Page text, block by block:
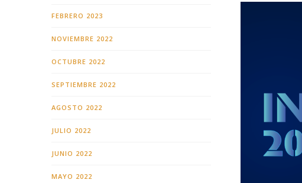
FEBRERO 2023
NOVIEMBRE 2022
OCTUBRE 2022
SEPTIEMBRE 2022
AGOSTO 2022
JULIO 2022
JUNIO 2022
MAYO 2022